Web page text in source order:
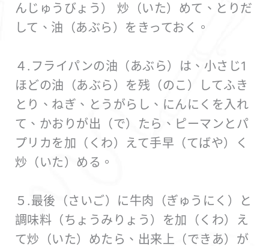
んじゅうびょう） 炒（いた）めて、とりだ
して、油（あぶら）をきっておく。
４.フライパンの油（あぶら）は、小さじ1
ほどの油（あぶら）を残（のこ）してふき
とり、ねぎ、とうがらし、にんにくを入れ
て、かおりが出（で）たら、ピーマンとパ
プリカを加（くわ）えて手早（てばや）く
炒（いた）める。
５.最後（さいご）に牛肉（ぎゅうにく）と
調味料（ちょうみりょう）を加（くわ）え
て炒（いた）めたら、出来上（できあ）が